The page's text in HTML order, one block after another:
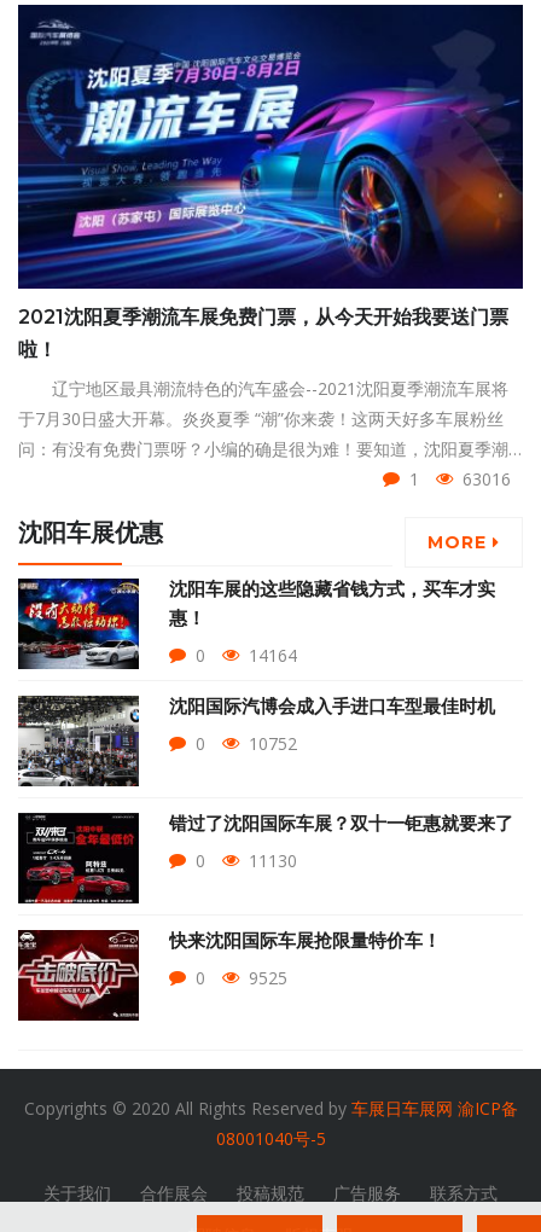
2021沈阳夏季潮流车展免费门票，从今天开始我要送门票
啦！
辽宁地区最具潮流特色的汽车盛会--2021沈阳夏季潮流车展将
于7月30日盛大开幕。炎炎夏季 “潮”你来袭！这两天好多车展粉丝
问：有没有免费门票呀？小编的确是很为难！要知道，沈阳夏季潮
流车展的门票是20元一张的！不过看着大家对车展的热情如此高
家。
1 63016
沈阳车展优惠 MORE
沈阳车展的这些隐藏省钱方式，买车才实
惠！
0 14164
沈阳国际汽博会成入手进口车型最佳时机
0 10752
错过了沈阳国际车展？双十一钜惠就要来了
0 11130
快来沈阳国际车展抢限量特价车！
0 9525
Copyrights © 2020 All Rights Reserved by 车展日车展网 渝ICP备
08001040号-5
关于我们 合作展会 投稿规范 广告服务
联系方式